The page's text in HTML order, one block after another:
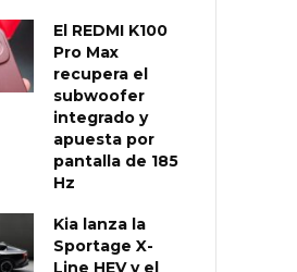
El REDMI K100
Pro Max
recupera el
subwoofer
integrado y
apuesta por
pantalla de 185
Hz
Kia lanza la
Sportage X-
Line HEV y el